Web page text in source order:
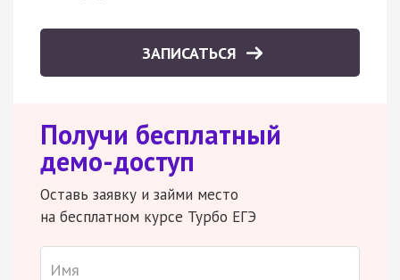
ЗАПИСАТЬСЯ
Получи бесплатный
демо-доступ
Оставь заявку и займи место
на бесплатном курсе Турбо ЕГЭ